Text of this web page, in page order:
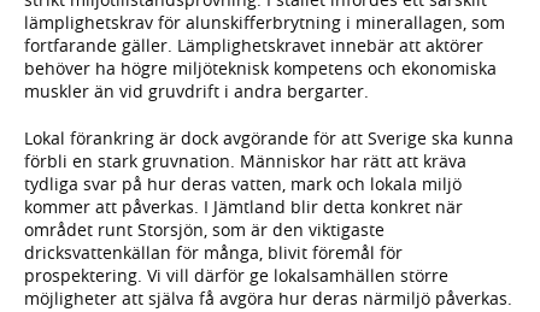
lämplighetskrav för alunskifferbrytning i minerallagen, som
fortfarande gäller. Lämplighetskravet innebär att aktörer
behöver ha högre miljöteknisk kompetens och ekonomiska
muskler än vid gruvdrift i andra bergarter.
Lokal förankring är dock avgörande för att Sverige ska kunna
förbli en stark gruvnation. Människor har rätt att kräva
tydliga svar på hur deras vatten, mark och lokala miljö
kommer att påverkas. I Jämtland blir detta konkret när
området runt Storsjön, som är den viktigaste
dricksvattenkällan för många, blivit föremål för
prospektering. Vi vill därför ge lokalsamhällen större
möjligheter att själva få avgöra hur deras närmiljö påverkas.